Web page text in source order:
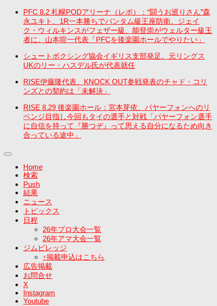
PFC 8.2 札幌PODアリーナ（レポ）：“闘うお巡りさん”森
永ユキト、1R一本勝ちでバンタム級王座防衛。ジェイ
ク・ウィルキンスがフェザー級、能登崇がウェルター級王
者に。山本喧一代表「PFCを後楽園ホールでやりたい」
シュートボクシング協会イギリス支部発足。元リングス
UKのリー・ハスデル氏が代表就任
RISE伊藤隆代表、KNOCK OUT参戦発表のチャド・コリ
ンズとの契約は「未解決」
RISE 8.29 後楽園ホール：宮本芽依、パヤーフォンへのリ
ベンジ目指し今回もタイの選手と対戦「パヤーフォン選手
に自信を持って『勝つぞ』って思える自分になるため向き
合っている途中」
Home
検索
Push
結果
ニュース
トピックス
日程
26年プロ大会一覧
26年アマ大会一覧
ジムビレッジ
↑掲載申込はこちら
広告掲載
お問合せ
X
Instagram
Youtube